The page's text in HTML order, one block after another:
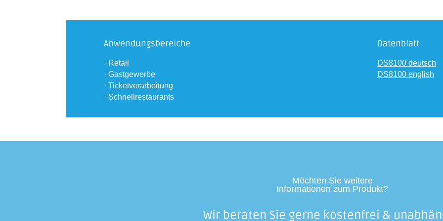
Anwendungsbereiche
· Retail
· Gastgewerbe
· Ticketverarbeitung
· Schnellrestaurants
Datenblatt
DS8100 deutsch
DS8100 english
Möchten Sie weitere
Informationen zum Produkt?
Wir beraten Sie gerne kostenfrei &